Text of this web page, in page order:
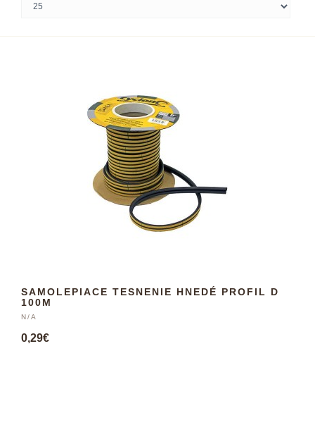
SAMOLEPIACE TESNENIE HNEDÉ PROFIL D
100M
N/A
0,29€